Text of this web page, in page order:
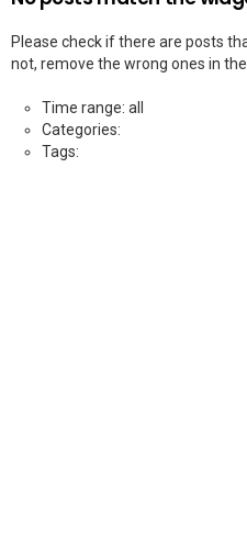
Please check if there are posts
not, remove the wrong ones in
Time range: all
Categories:
Tags: